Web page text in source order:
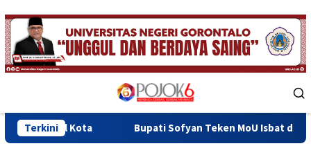
Skip
to
content
Menu
TerkiniBupati Sofyan Teken MoU Isbat dan Pendaftaran